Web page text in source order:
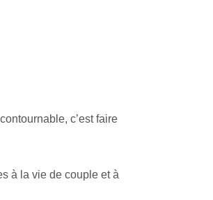
c’est faire
à la vie de couple et à